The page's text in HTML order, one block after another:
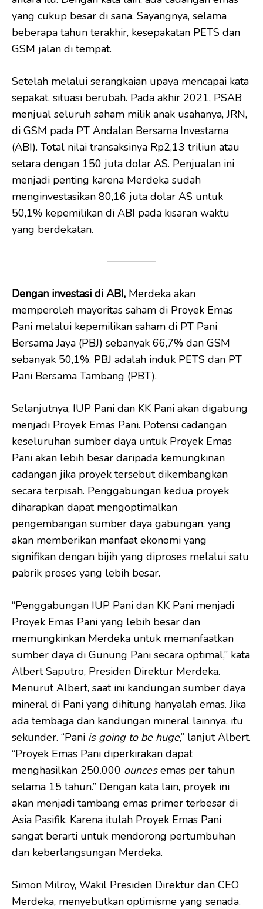
yang cukup besar di sana. Sayangnya, selama
beberapa tahun terakhir, kesepakatan PETS dan
GSM jalan di tempat.
Setelah melalui serangkaian upaya mencapai kata
sepakat, situasi berubah. Pada akhir 2021, PSAB
menjual seluruh saham milik anak usahanya, JRN,
di GSM pada PT Andalan Bersama Investama
(ABI). Total nilai transaksinya Rp2,13 triliun atau
setara dengan 150 juta dolar AS. Penjualan ini
menjadi penting karena Merdeka sudah
menginvestasikan 80,16 juta dolar AS untuk
50,1% kepemilikan di ABI pada kisaran waktu
yang berdekatan.
Dengan investasi di ABI, Merdeka akan
memperoleh mayoritas saham di Proyek Emas
Pani melalui kepemilikan saham di PT Pani
Bersama Jaya (PBJ) sebanyak 66,7% dan GSM
sebanyak 50,1%. PBJ adalah induk PETS dan PT
Pani Bersama Tambang (PBT).
Selanjutnya, IUP Pani dan KK Pani akan digabung
menjadi Proyek Emas Pani. Potensi cadangan
keseluruhan sumber daya untuk Proyek Emas
Pani akan lebih besar daripada kemungkinan
cadangan jika proyek tersebut dikembangkan
secara terpisah. Penggabungan kedua proyek
diharapkan dapat mengoptimalkan
pengembangan sumber daya gabungan, yang
akan memberikan manfaat ekonomi yang
signifikan dengan bijih yang diproses melalui satu
pabrik proses yang lebih besar.
“Penggabungan IUP Pani dan KK Pani menjadi
Proyek Emas Pani yang lebih besar dan
memungkinkan Merdeka untuk memanfaatkan
sumber daya di Gunung Pani secara optimal,” kata
Albert Saputro, Presiden Direktur Merdeka.
Menurut Albert, saat ini kandungan sumber daya
mineral di Pani yang dihitung hanyalah emas. Jika
ada tembaga dan kandungan mineral lainnya, itu
sekunder. “Pani is going to be huge,” lanjut Albert.
“Proyek Emas Pani diperkirakan dapat
menghasilkan 250.000 ouncesemas per tahun
selama 15 tahun.” Dengan kata lain, proyek ini
akan menjadi tambang emas primer terbesar di
Asia Pasifik. Karena itulah Proyek Emas Pani
sangat berarti untuk mendorong pertumbuhan
dan keberlangsungan Merdeka.
Simon Milroy, Wakil Presiden Direktur dan CEO
Merdeka, menyebutkan optimisme yang senada.